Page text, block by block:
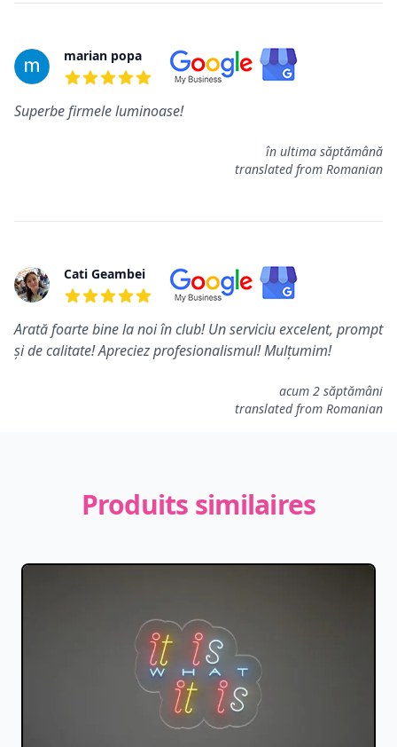
marian popa
Superbe firmele luminoase!
în ultima săptămână
translated from Romanian
Cati Geambei
Arată foarte bine la noi în club! Un serviciu excelent, prompt
și de calitate! Apreciez profesionalismul! Mulțumim!
acum 2 săptămâni
translated from Romanian
Produits similaires